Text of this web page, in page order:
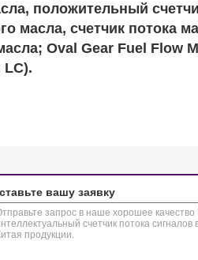
положительный
масла, счетчик потока
Oval Gear Fuel Flow
вашу заявку